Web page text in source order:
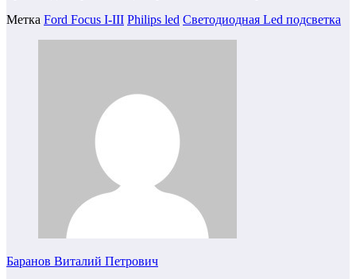
Метка Ford Focus I-III Philips led Светодиодная Led подсветка
Баранов Виталий Петрович